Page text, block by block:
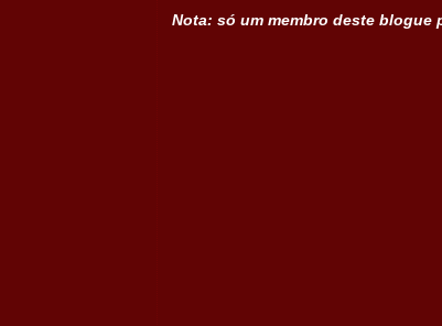
Nota: só um membro deste blogue